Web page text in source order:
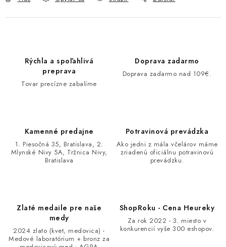
Rýchla a spoľahlivá
preprava
Tovar precízne zabalíme
Doprava zadarmo
Doprava zadarmo nad 109€.
Kamenné predajne
1. Piesočná 35, Bratislava, 2.
Mlynské Nivy 5A, Tržnica Nivy,
Bratislava
Potravinová prevádzka
Ako jedni z mála včelárov máme
zriadenú oficiálnu potravinovú
prevádzku.
Zlaté medaile pre naše
medy
2024 zlato (kvet, medovica) -
Medové laboratórium + bronz za
ShopRoku - Cena Heureky
Za rok 2022 - 3. miesto v
konkurencií vyše 300 eshopov.